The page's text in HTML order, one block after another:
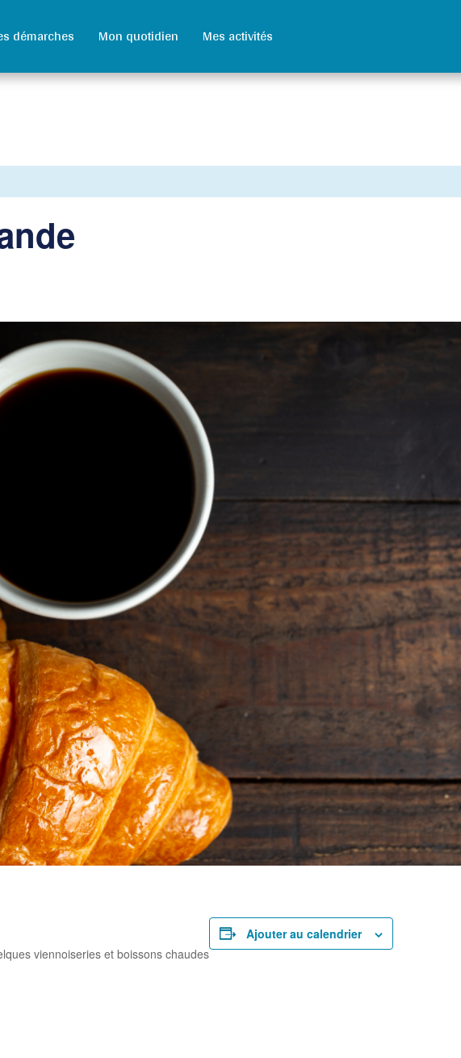
démarches Mon quotidien Mes activités
viennoiseries et boissons chaudes
Ajouter au calendrier